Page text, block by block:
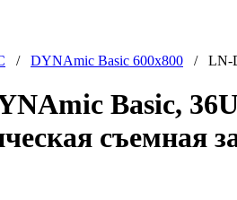
/ DYNAmic Basic 600x800 / LN-
Basic,
съемная